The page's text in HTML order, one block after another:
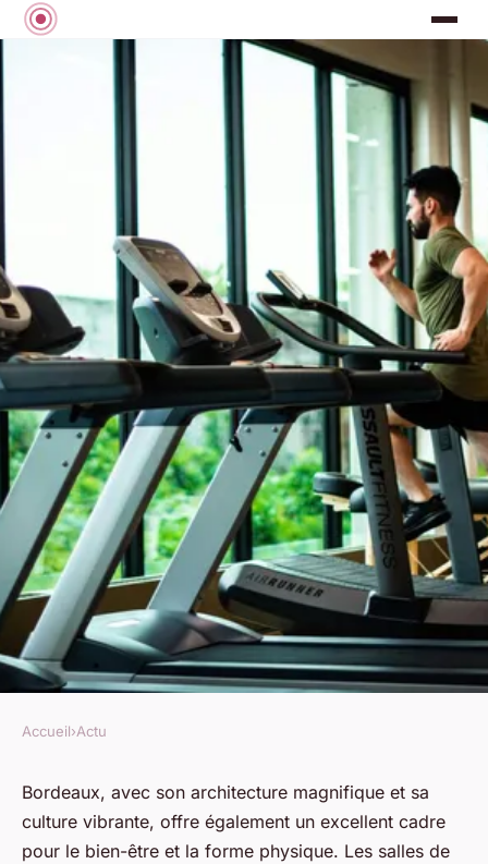
Comment choisir une salle de
sport à Bordeaux ?
Accueil›Actu
Bordeaux, avec son architecture magnifique et sa
culture vibrante, offre également un excellent cadre
pour le bien-être et la forme physique. Les salles de